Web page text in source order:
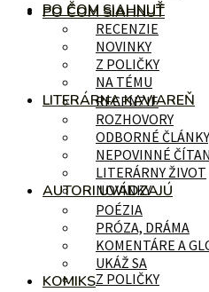
PO ČOM SIAHNUŤ
RECENZIE
NOVINKY
Z POLIČKY
PO ČOM SIAHNUŤ
RECENZIE
NOVINKY
Z POLIČKY
NA TÉMU
LITERÁRNA KAVIAREŇ
ROZHOVORY
ODBORNÉ
NEPOVINNÉ
LITERÁRNY ŽIVOT
AUTORI UVÁDZAJÚ
POÉZIA
PRÓZA, DRÁMA
KOMENTÁRE A
UKÁŽ SA
KOMIKS